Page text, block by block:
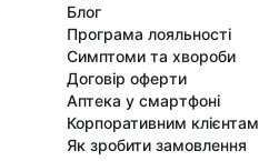
Блог
Програма лояльності
Симптоми та хвороби
Договір оферти
Аптека у смартфоні
Корпоративним клієнтам
Як зробити замовлення